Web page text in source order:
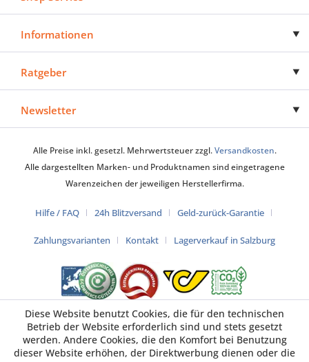
Informationen
Ratgeber
Newsletter
Alle Preise inkl. gesetzl. Mehrwertsteuer zzgl.Versandkosten.
Alle dargestellten Marken- und Produktnamen sind eingetragene
Warenzeichen der jeweiligen Herstellerfirma.
Hilfe / FAQ 24h Blitzversand Geld-zurück-Garantie
Zahlungsvarianten Kontakt Lagerverkauf in Salzburg
Diese Website benutzt Cookies, die für den technischen
Betrieb der Website erforderlich sind und stets gesetzt
werden. Andere Cookies, die den Komfort bei Benutzung
dieser Website erhöhen, der Direktwerbung dienen oder die